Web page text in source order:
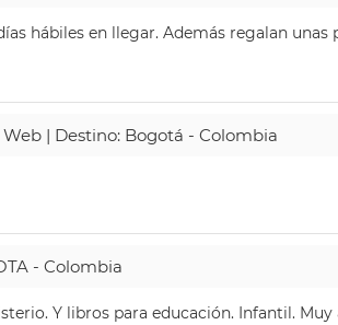
hábiles en llegar. Además regalan unas
Web | Destino: Bogotá - Colombia
- Colombia
Y libros para educación. Infantil. Muy